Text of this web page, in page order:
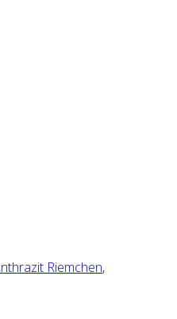
Riemchen,